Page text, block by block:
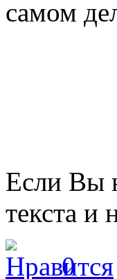
самом
Если Вы
текста и
0